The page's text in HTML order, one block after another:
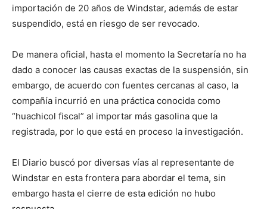
importación de 20 años de Windstar, además de estar
suspendido, está en riesgo de ser revocado.
De manera oficial, hasta el momento la Secretaría no ha
dado a conocer las causas exactas de la suspensión, sin
embargo, de acuerdo con fuentes cercanas al caso, la
compañía incurrió en una práctica conocida como
“huachicol fiscal” al importar más gasolina que la
registrada, por lo que está en proceso la investigación.
El Diario buscó por diversas vías al representante de
Windstar en esta frontera para abordar el tema, sin
embargo hasta el cierre de esta edición no hubo